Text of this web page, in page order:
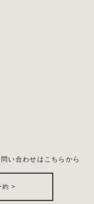
い合わせはこちらから
約 >